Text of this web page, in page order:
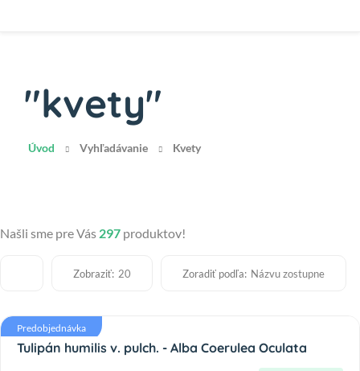
"kvety"
Úvod Vyhľadávanie Kvety
Našli sme pre Vás 297 produktov!
Zobraziť: 20 Zoradiť podľa: Názvu zostupne
Predobjednávka
Tulipán humilis v. pulch. - Alba Coerulea Oculata